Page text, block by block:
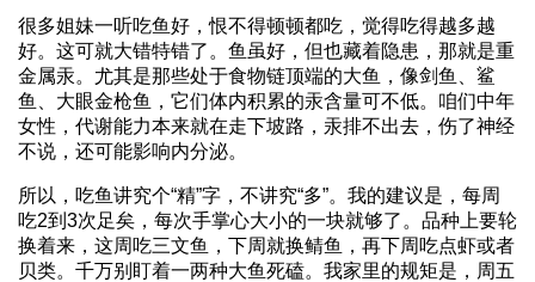
很多姐妹一听吃鱼好，恨不得顿顿都吃，觉得吃得越多越
好。这可就大错特错了。鱼虽好，但也藏着隐患，那就是重
金属汞。尤其是那些处于食物链顶端的大鱼，像剑鱼、鲨
鱼、大眼金枪鱼，它们体内积累的汞含量可不低。咱们中年
女性，代谢能力本来就在走下坡路，汞排不出去，伤了神经
不说，还可能影响内分泌。
所以，吃鱼讲究个“精”字，不讲究“多”。我的建议是，每周
吃2到3次足矣，每次手掌心大小的一块就够了。品种上要轮
换着来，这周吃三文鱼，下周就换鲭鱼，再下周吃点虾或者
贝类。千万别盯着一两种大鱼死磕。我家里的规矩是，周五